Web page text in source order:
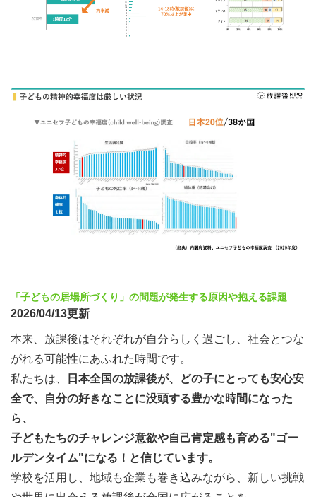
「子どもの居場所づくり」の問題が発生する原因や抱える課題
2026/04/13更新
本来、放課後はそれぞれが自分らしく過ごし、社会とつな
がれる可能性にあふれた時間です。
私たちは、
日本全国の放課後が、どの子にとっても安心安
全で、自分の好きなことに没頭する豊かな時間になった
ら、
子どもたちのチャレンジ意欲や自己肯定感も育める"ゴー
ルデンタイム"になる！と信じています。
学校を活用し、地域も企業も巻き込みながら、新しい挑戦